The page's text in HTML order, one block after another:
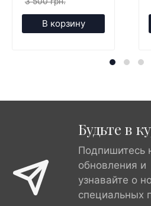
В корзину
Будьте в
Подпишитесь
обновления и
узнавайте о
специальных